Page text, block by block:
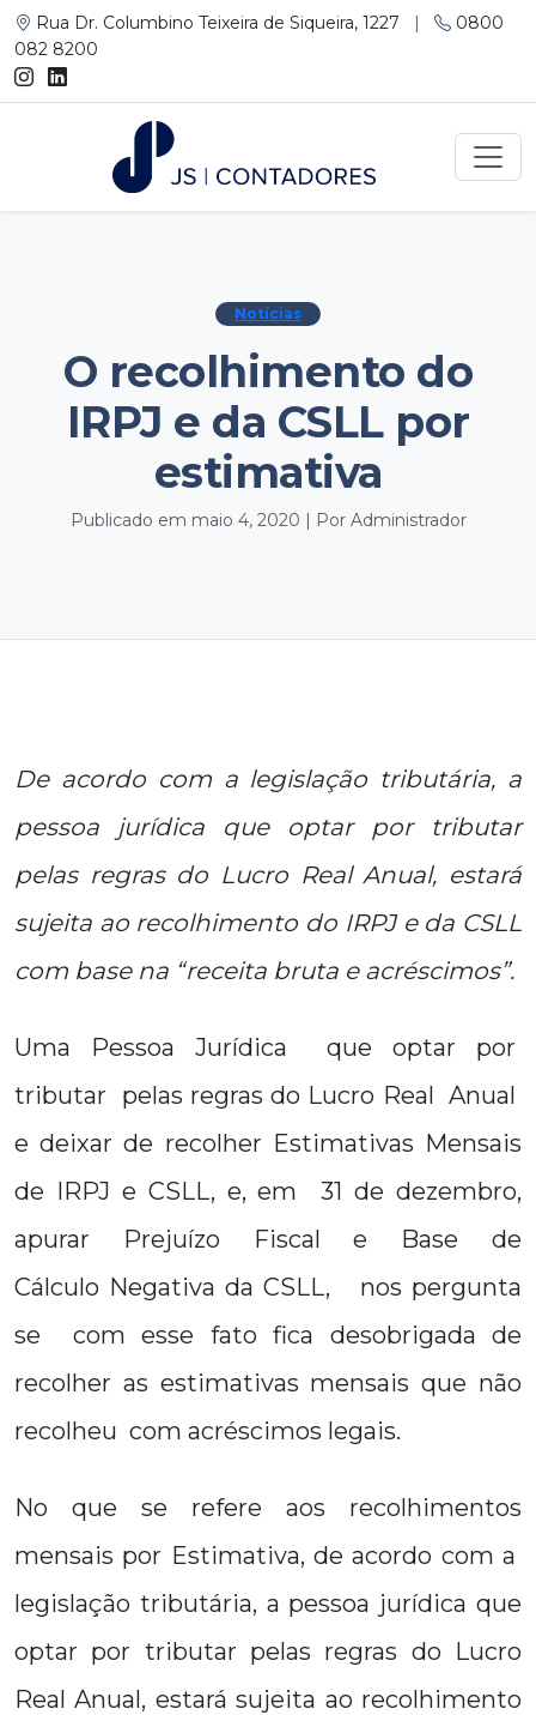
Rua Dr. Columbino Teixeira de Siqueira, 1227 |
0800
082 8200
Notícias
O recolhimento do
IRPJ e da CSLL por
estimativa
Publicado em maio 4, 2020 | Por Administrador
De acordo com a legislação tributária, a
pessoa jurídica que optar por tributar
pelas regras do Lucro Real Anual, estará
sujeita ao recolhimento do IRPJ e da CSLL
com base na “receita bruta e acréscimos”.
Uma Pessoa Jurídica que optar por
tributar pelas regras do Lucro Real Anual
e deixar de recolher Estimativas Mensais
de IRPJ e CSLL, e, em 31 de dezembro,
apurar Prejuízo Fiscal e Base de
Cálculo Negativa da CSLL, nos pergunta
se com esse fato fica desobrigada de
recolher as estimativas mensais que não
recolheu com acréscimos legais.
No que se refere aos recolhimentos
mensais por Estimativa, de acordo com a
legislação tributária, a pessoa jurídica que
optar por tributar pelas regras do Lucro
Real Anual, estará sujeita ao recolhimento